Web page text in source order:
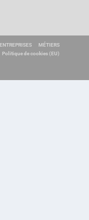
ENTREPRISES
MÉTIERS
Politique de cookies (EU)